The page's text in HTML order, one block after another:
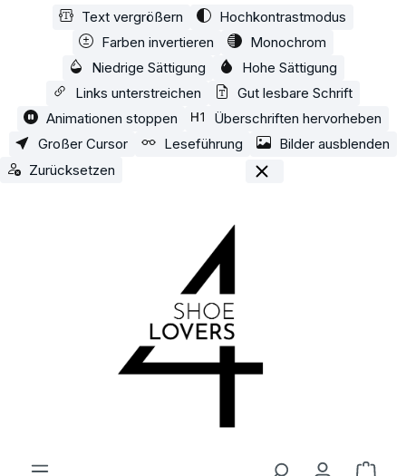
Zum Hauptinhalt springen
Text vergrößern
Hochkontrastmodus
Farben invertieren
Monochrom
Niedrige Sättigung
Hohe Sättigung
Links unterstreichen
Gut lesbare Schrift
Animationen stoppen
Überschriften hervorheben
Großer Cursor
Leseführung
Bilder ausblenden
Zurücksetzen